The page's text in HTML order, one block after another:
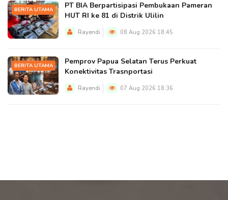
BERITA UTAMA
PT BIA Berpartisipasi Pembukaan Pameran
HUT RI ke 81 di Distrik Ulilin
Rayendi 08 Aug 2026 18:45
BERITA UTAMA
Pemprov Papua Selatan Terus Perkuat
Konektivitas Trasnportasi
Rayendi 07 Aug 2026 18:36